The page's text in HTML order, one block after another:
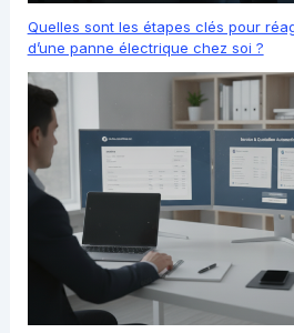
Quelles sont les étapes clés pour
d’une panne électrique chez soi ?